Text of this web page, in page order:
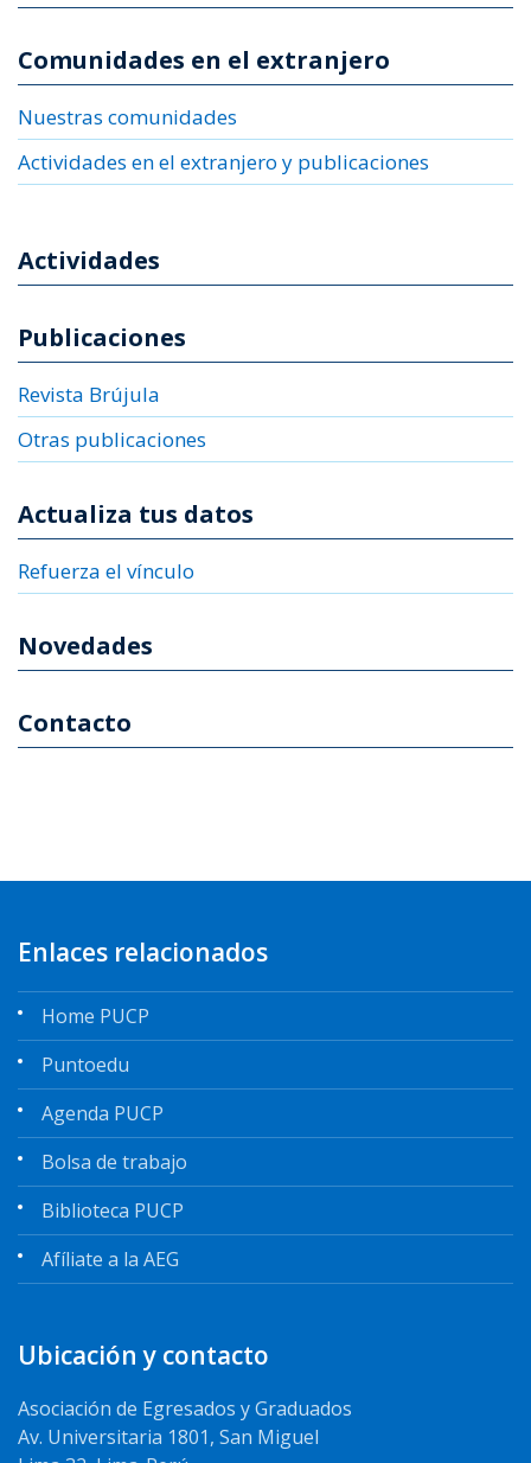
Comunidades en el extranjero
Nuestras comunidades
Actividades en el extranjero y publicaciones
Actividades
Publicaciones
Revista Brújula
Otras publicaciones
Actualiza tus datos
Refuerza el vínculo
Novedades
Contacto
Enlaces relacionados
Home PUCP
Puntoedu
Agenda PUCP
Bolsa de trabajo
Biblioteca PUCP
Afíliate a la AEG
Ubicación y contacto
Asociación de Egresados y Graduados
Av. Universitaria 1801, San Miguel